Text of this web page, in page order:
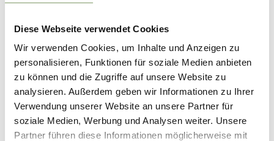
Diese Webseite verwendet Cookies
Wir verwenden Cookies, um Inhalte und Anzeigen zu
personalisieren, Funktionen für soziale Medien anbieten
zu können und die Zugriffe auf unsere Website zu
analysieren. Außerdem geben wir Informationen zu Ihrer
Verwendung unserer Website an unsere Partner für
soziale Medien, Werbung und Analysen weiter. Unsere
Partner führen diese Informationen möglicherweise mit
WAR DER INHALT FÜR DICH HILFREICH?
JA NEIN